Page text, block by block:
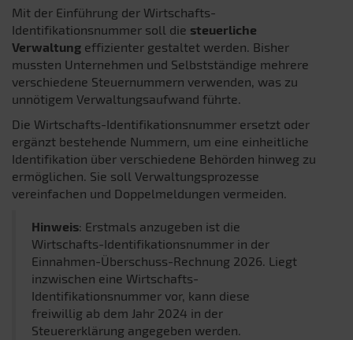
Mit der Einführung der Wirtschafts-
Identifikationsnummer soll die steuerliche
Verwaltung effizienter gestaltet werden. Bisher
mussten Unternehmen und Selbstständige mehrere
verschiedene Steuernummern verwenden, was zu
unnötigem Verwaltungsaufwand führte.
Die Wirtschafts-Identifikationsnummer ersetzt oder
ergänzt bestehende Nummern, um eine einheitliche
Identifikation über verschiedene Behörden hinweg zu
ermöglichen. Sie soll Verwaltungsprozesse
vereinfachen und Doppelmeldungen vermeiden.
Hinweis: Erstmals anzugeben ist die
Wirtschafts-Identifikationsnummer in der
Einnahmen-Überschuss-Rechnung 2026. Liegt
inzwischen eine Wirtschafts-
Identifikationsnummer vor, kann diese
freiwillig ab dem Jahr 2024 in der
Steuererklärung angegeben werden.